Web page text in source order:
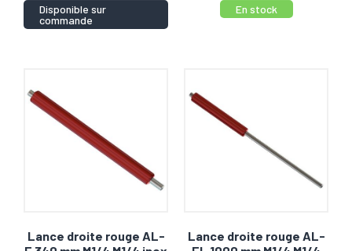
Disponible sur
commande
En stock
Lance droite rouge AL-
Lance droite rouge AL-